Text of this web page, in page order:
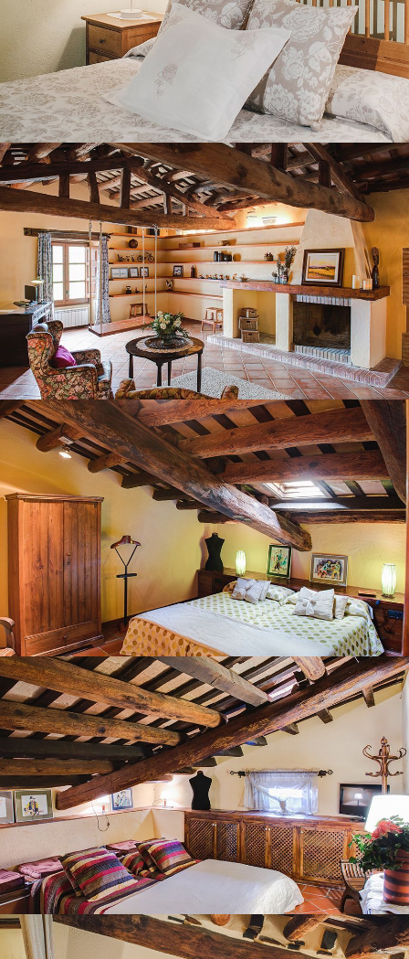
SALLE DU DEUXIÈME ÉTAGE
CHAMBRE 6
CHAMBRE 7
CHAMBRE 8